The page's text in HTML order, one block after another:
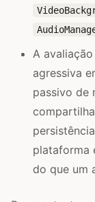
A
agressiva
passivo de
plataforma
do que um